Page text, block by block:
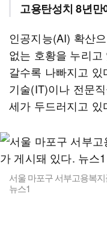
고용탄성치 8년
인공지능(AI) 확산
없는 호황을 누리
갈수록 나빠지고
기술(IT)이나 전문
세가 두드러지고 있
서울 마포구 서부고용복
뉴스1